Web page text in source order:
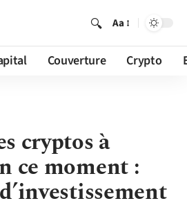
Aa
Couverture Crypto
cryptos à
ce moment :